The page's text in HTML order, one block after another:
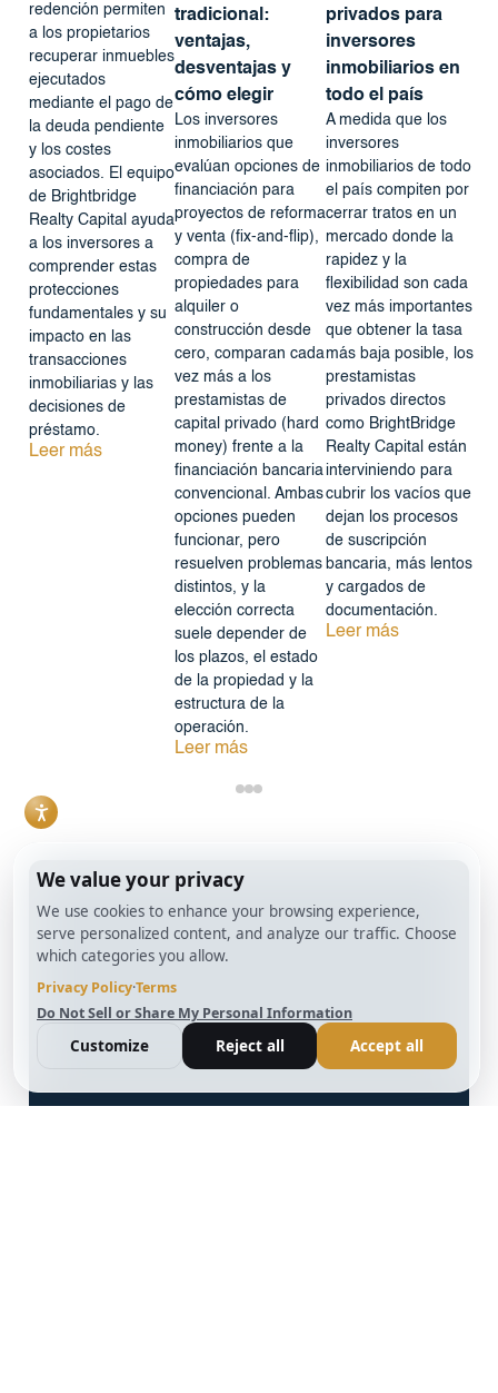
redención permiten
a los propietarios
recuperar inmuebles
ejecutados
mediante el pago de
la deuda pendiente
y los costes
asociados. El equipo
de Brightbridge
Realty Capital ayuda
a los inversores a
comprender estas
protecciones
fundamentales y su
impacto en las
transacciones
inmobiliarias y las
decisiones de
préstamo.
Leer más
tradicional:
ventajas,
desventajas y
cómo elegir
Los inversores
inmobiliarios que
evalúan opciones de
financiación para
proyectos de reforma
y venta (fix-and-flip),
compra de
propiedades para
alquiler o
construcción desde
cero, comparan cada
vez más a los
prestamistas de
capital privado (hard
money) frente a la
financiación bancaria
convencional. Ambas
opciones pueden
funcionar, pero
resuelven problemas
distintos, y la
elección correcta
suele depender de
los plazos, el estado
de la propiedad y la
estructura de la
operación.
Leer más
privados para
inversores
inmobiliarios en
todo el país
A medida que los
inversores
inmobiliarios de todo
el país compiten por
cerrar tratos en un
mercado donde la
rapidez y la
flexibilidad son cada
vez más importantes
que obtener la tasa
más baja posible, los
prestamistas
privados directos
como BrightBridge
Realty Capital están
interviniendo para
cubrir los vacíos que
dejan los procesos
de suscripción
bancaria, más lentos
y cargados de
documentación.
Leer más
info@BrightBridgeRealtyCapital.com